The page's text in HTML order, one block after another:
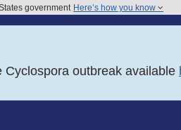
government Here’s how you know
Cyclospora outbreak available